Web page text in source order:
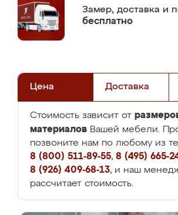
Замер, доставка и
бесплатно
Цена Доставка
Стоимость зависит от
материалов Вашей мебели.
позвоните нам по любому из
8 (800) 511-89-55, 8 (495) 665-
8 (926) 409-68-13, и наш
рассчитает стоимость.